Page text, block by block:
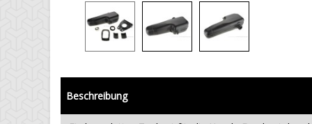
Beschreibung